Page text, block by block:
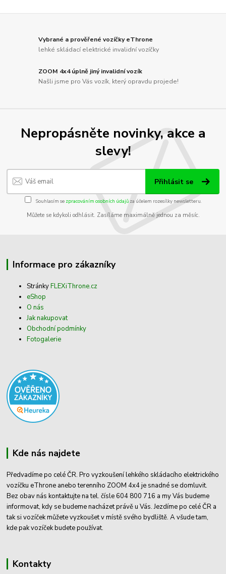
Vybrané a prověřené vozíčky eThrone
lehké skládací elektrické invalidní vozíčky
ZOOM 4x4 úplně jiný invalidní vozík
Našli jsme pro Vás vozík, který opravdu projede!
Nepropásněte novinky, akce a
slevy!
Přihlásit se
Souhlasím se zpracováním osobních údajůza účelem rozesílky newsletteru.
Můžete se kdykoli odhlásit. Zasíláme maximálně jednou za měsíc.
Informace pro zákazníky
StránkyFLEXiThrone.cz
eShop
O nás
Jak nakupovat
Obchodní podmínky
Fotogalerie
Kde nás najdete
Předvadíme po celé ČR. Pro vyzkoušení lehkého skládacího elektrického
vozíčku eThrone anebo terenního ZOOM 4x4 je snadné se domluvit.
Bez obav nás kontaktujte na tel. čísle 604 800 716 a my Vás budeme
informovat, kdy se budeme nacházet právě u Vás. Jezdíme po celé ČR a
tak si vozíček můžete vyzkoušet v místě svého bydliště. A všude tam,
kde pak vozíček budete používat.
Kontakty